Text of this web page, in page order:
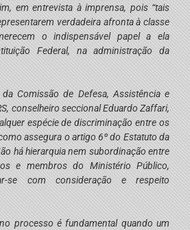
em entrevista à imprensa, pois “tais
verdadeira afronta à classe
o indispensável papel a ela
Federal, na administração da
Comissão de Defesa, Assistência e
conselheiro seccional Eduardo Zaffari,
espécie de discriminação entre os
assegura o artigo 6º do Estatuto da
há hierarquia nem subordinação entre
e membros do Ministério Público,
se com consideração e respeito
processo é fundamental quando um